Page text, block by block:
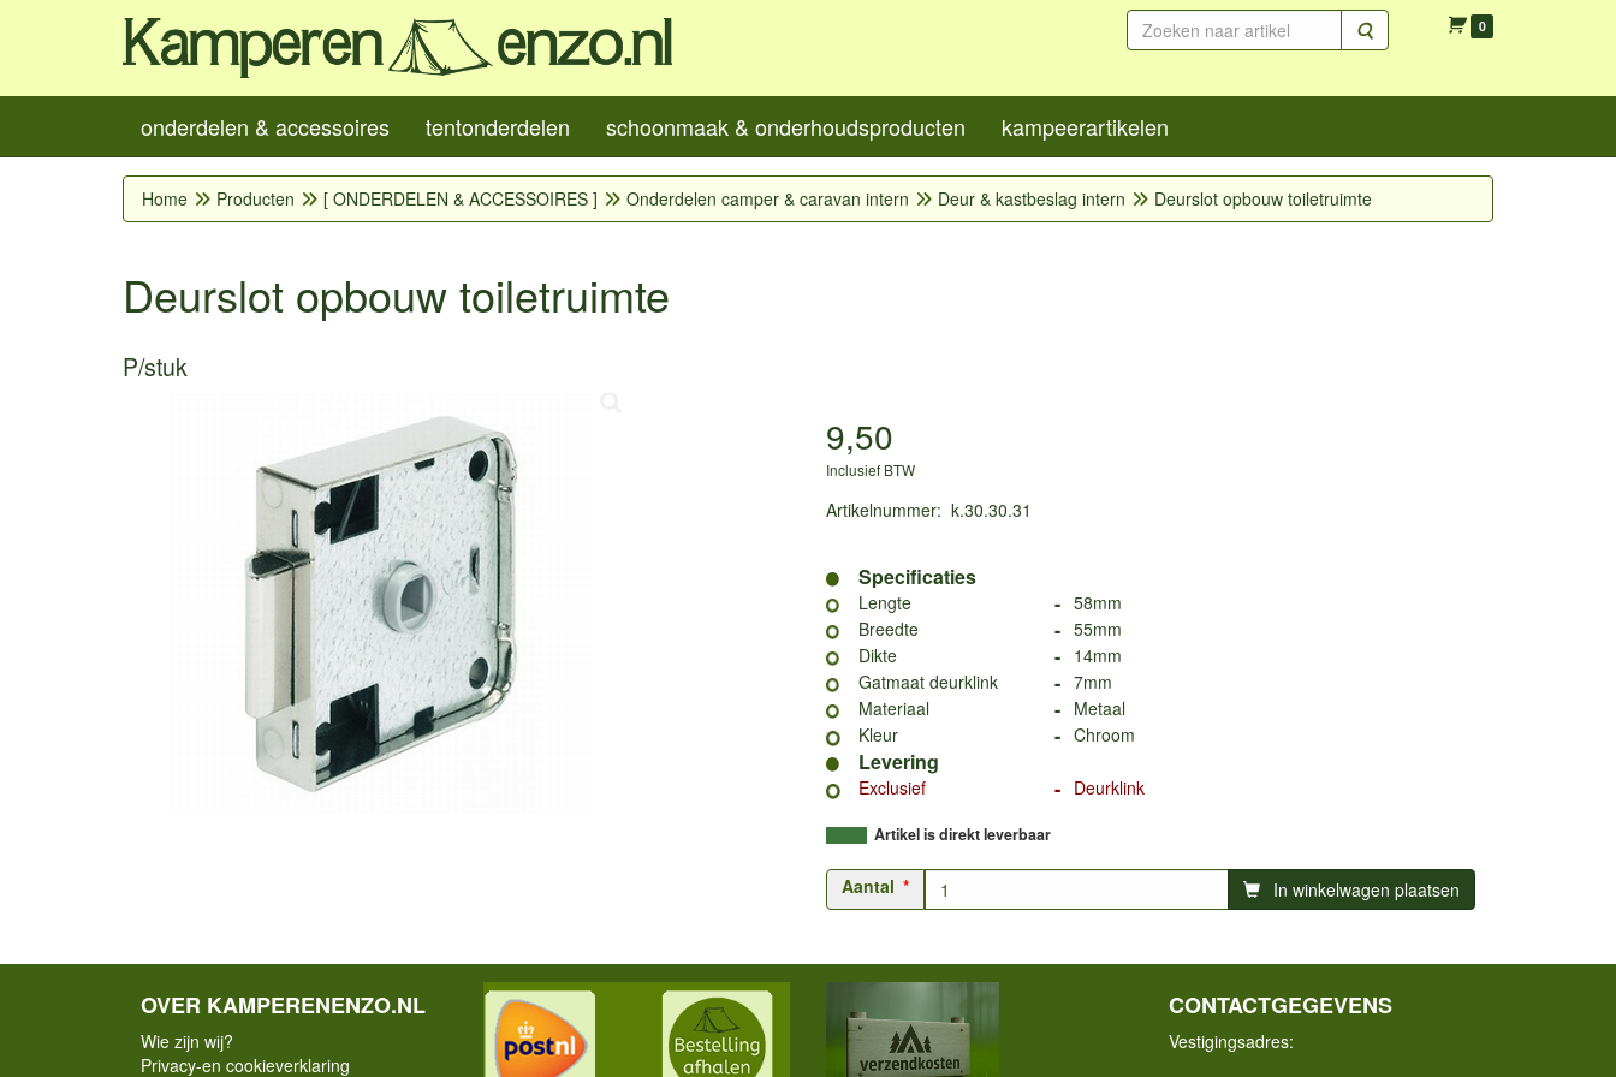
Zoeken 0
onderdelen & accessoires tentonderdelen schoonmaak & onderhoudsproducten kampeerartikelen
Home Producten [ ONDERDELEN & ACCESSOIRES ] Onderdelen camper & caravan intern Deur & kastbeslag intern Deurslot opbouw toiletruimte
Deurslot opbouw toiletruimte
P/stuk
9,50
Inclusief BTW
Artikelnummer: k.30.30.31
Specificaties
Lengte - 58mm
Breedte
- 55mm
Dikte
- 14mm
Gatmaat deurklink
- 7mm
Materiaal
- Metaal
Kleur
- Chroom
Levering
Exclusief - Deurklink
Artikel is direkt leverbaar
Aantal In winkelwagen plaatsen
OVER KAMPERENENZO.NL
Wie zijn wij?
Privacy-en cookieverklaring
CONTACTGEGEVENS
Vestigingsadres: